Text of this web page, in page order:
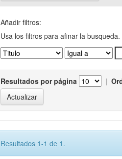
Añadir filtros:
Usa los filtros para afinar la busqueda.
Resultados por página |
Resultados 1-1 de 1.